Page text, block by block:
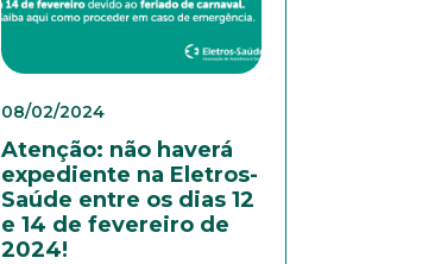
08/02/2024
Atenção: não haverá
expediente na Eletros-
Saúde entre os dias 12
e 14 de fevereiro de
2024!